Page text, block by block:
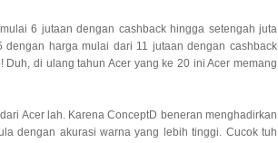
6 jutaan dengan cashback hingga setengah juta
harga mulai dari 11 jutaan dengan cashback
di ulang tahun Acer yang ke 20 ini Acer memang
Acer lah. Karena ConceptD beneran menghadirkan
dengan akurasi warna yang lebih tinggi. Cucok tuh